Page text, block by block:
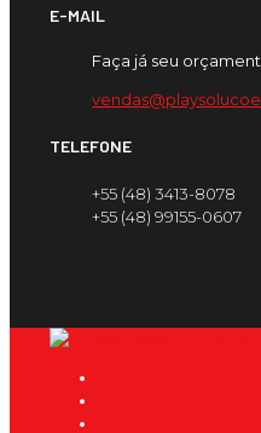
E-MAIL
Faça já seu
TELEFONE
+55 (48) 3413-8078
+55 (48) 99155-0607